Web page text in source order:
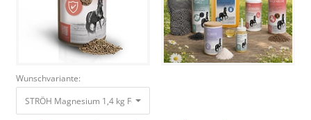
Wunschvariante:
STRÖH Magnesium 1,4 kg Feedbox Dose Für Ausgeglichenheit und